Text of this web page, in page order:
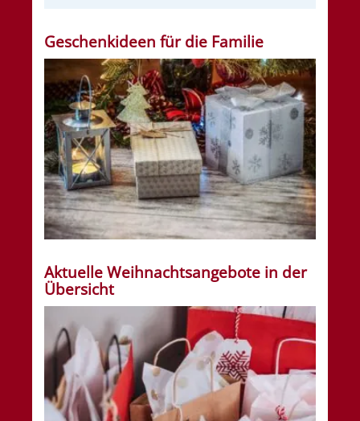
Geschenkideen für die Familie
Aktuelle Weihnachtsangebote in der
Übersicht